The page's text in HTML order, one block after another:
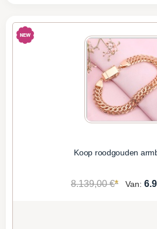
Koop roodgouden
8.139,00 €* Van: